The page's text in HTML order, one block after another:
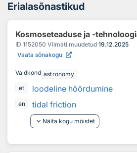
Erialasõnastikud
Kosmoseteaduse ja -
ID 1152050 Viimati muudetud 19.12.2025
Vaata sõnakogu
Valdkond astronomy
et
loodeline hõõrdumine
en
tidal friction
keyboard_arrow_down Näita kogu mõistet